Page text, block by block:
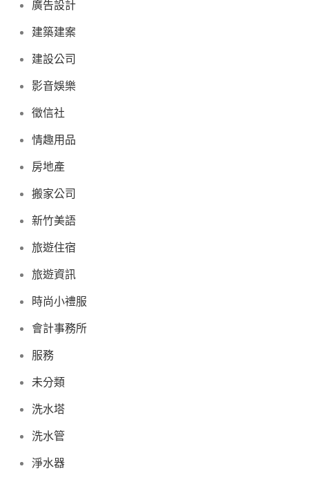
廣告設計
建築建案
建設公司
影音娛樂
徵信社
情趣用品
房地產
搬家公司
新竹美語
旅遊住宿
旅遊資訊
時尚小禮服
會計事務所
服務
未分類
洗水塔
洗水管
淨水器